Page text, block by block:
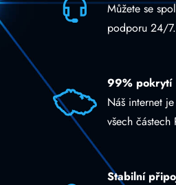
Můžete se
podporu 24/7.
99% pokrytí
Náš internet
všech částech
Stabilní